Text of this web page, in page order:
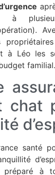
à
à Léo les
familial.
chat
santé
à